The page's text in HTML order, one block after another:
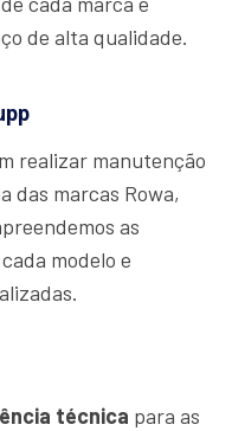
de alta qualidade.
realizar manutenção
das marcas Rowa,
as
modelo e
técnica para as